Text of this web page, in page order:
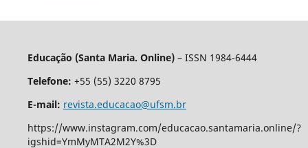
Educação (Santa Maria. Online) – ISSN 1984-6444
Telefone: +55 (55) 3220 8795
E-mail: revista.educacao@ufsm.br
https://www.instagram.com/educacao.santamaria.online/?
igshid=YmMyMTA2M2Y%3D